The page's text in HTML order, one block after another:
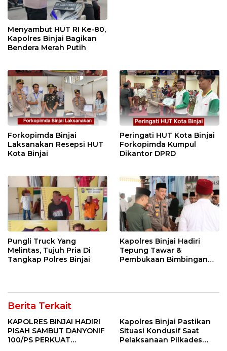
Menyambut HUT RI Ke-80,
Kapolres Binjai Bagikan
Bendera Merah Putih
Forkopimda Binjai
Laksanakan Resepsi HUT
Kota Binjai
Peringati HUT Kota Binjai
Forkopimda Kumpul
Dikantor DPRD
Pungli Truck Yang
Melintas, Tujuh Pria Di
Tangkap Polres Binjai
Kapolres Binjai Hadiri
Tepung Tawar &
Pembukaan Bimbingan
Berita Terkait
KAPOLRES BINJAI HADIRI
PISAH SAMBUT DANYONIF
100/PS PERKUAT
Kapolres Binjai Pastikan
Situasi Kondusif Saat
Pelaksanaan Pilkades